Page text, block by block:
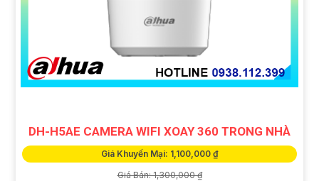
DH-H5AE CAMERA WIFI XOAY 360 TRONG NHÀ
Giá Khuyến Mại: 1,100,000 ₫
Giá Bán: 1,300,000 ₫